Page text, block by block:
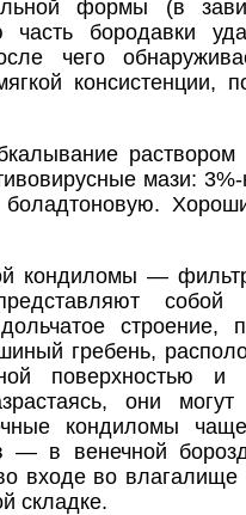
формы (в
бородавки
чего
консистенции,
раствором
мази:
кондиломы —
собой
гребень,
поверхностью и
они
кондиломы
— в венечной
входе во
складке.